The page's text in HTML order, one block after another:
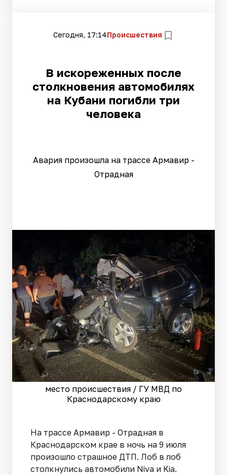
Сегодня, 17:14Происшествия
В искореженных после
столкновения автомобилях
на Кубани погибли три
человека
Авария произошла на трассе Армавир -
Отрадная
место происшествия / ГУ МВД по
Краснодарскому краю
На трассе Армавир - Отрадная в
Краснодарском крае в ночь на 9 июля
произошло страшное ДТП. Лоб в лоб
столкнулись автомобили Niva и Kia.